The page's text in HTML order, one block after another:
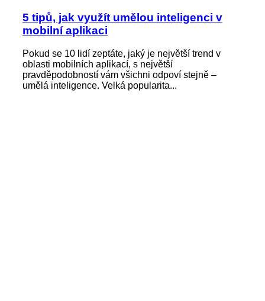
5 tipů, jak využít umělou inteligenci v
mobilní aplikaci
Pokud se 10 lidí zeptáte, jaký je největší trend v
oblasti mobilních aplikací, s největší
pravděpodobností vám všichni odpoví stejně –
umělá inteligence. Velká popularita...